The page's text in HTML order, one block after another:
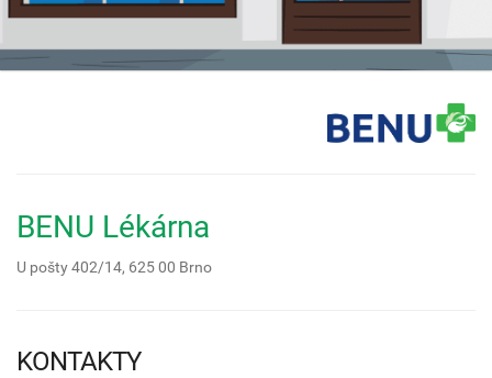
BENU Lékárna
U pošty 402/14, 625 00 Brno
KONTAKTY